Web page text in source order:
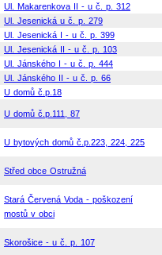
Ul. Makarenkova II - u č. p. 312
Ul. Jesenická u č. p. 279
Ul. Jesenická I - u č. p. 399
Ul. Jesenická II - u č. p. 103
Ul. Jánského I - u č. p. 444
Ul. Jánského II - u č. p. 66
U domů č.p.18
U domů č.p.111, 87
U bytových domů č.p.223, 224, 225
Střed obce Ostružná
Stará Červená Voda - poškození
mostů v obci
Skorošice - u č. p. 107